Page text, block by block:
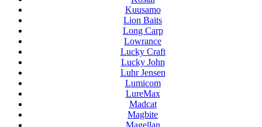
Kuusamo
Lion Baits
Long Carp
Lowrance
Lucky Craft
Lucky John
Luhr Jensen
Lumicom
LureMax
Madcat
Magbite